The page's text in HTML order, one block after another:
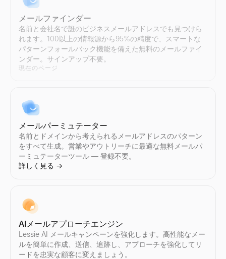
詳しく見る
Instagram インフルエンサー比較
任意の2人のInstagramインフルエンサーを並べて比較 — エンゲ
詳しく見る
詳しく見る
詳しく見る
Twitter/X インフルエンサー比較
任意の2人のTwitter/Xインフルエンサーを並べて比較 — エンゲ
メールファインダー
名前と会社名で誰のビジネスメールアドレスでも見つけら
れます。100以上の情報源から95%の精度で、スマートな
パターンフォールバック機能を備えた無料のメールファイ
ンダー。サインアップ不要。
現在のページ
メールパーミュテーター
名前とドメインから考えられるメールアドレスのパターン
をすべて生成。営業やアウトリーチに最適な無料メールパ
ーミュテーターツール — 登録不要。
詳しく見る →
AIメールアプローチエンジン
Lessie AI メールキャンペーンを強化します。高性能なメー
ルを簡単に作成、送信、追跡し、アプローチを強化してリ
ードを忠実な顧客に変えましょう。